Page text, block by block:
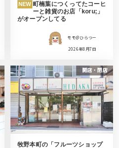
NEW 町楠葉につくってたコーヒ
ーと雑貨のお店「koru;」
がオープンしてる
モモ＠ひらつー
2026年8月7日
開店・閉店
牧野本町の「フルーツショップ